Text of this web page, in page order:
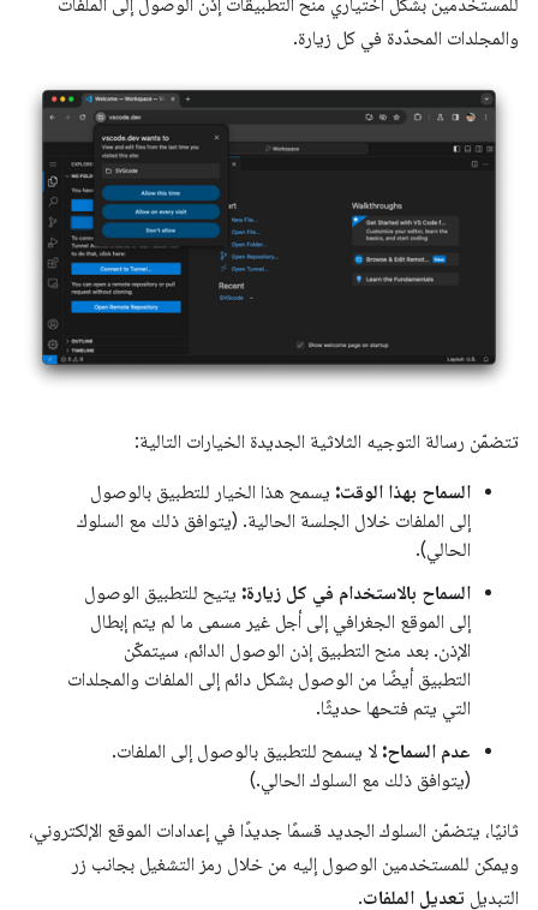
للمستخدمين بشكل اختياري منح التطبيقات إذن الوصول إلى الملفات
والمجلدات المحدّدة في كل زيارة.
تتضمّن رسالة التوجيه الثلاثية الجديدة الخيارات التالية:
السماح بهذا الوقت: يسمح هذا الخيار للتطبيق بالوصول
إلى الملفات خلال الجلسة الحالية. (يتوافق ذلك مع السلوك
الحالي).
السماح بالاستخدام في كل زيارة: يتيح للتطبيق الوصول
إلى الموقع الجغرافي إلى أجل غير مسمى ما لم يتم إبطال
الإذن. بعد منح التطبيق إذن الوصول الدائم، سيتمكّن
التطبيق أيضًا من الوصول بشكل دائم إلى الملفات والمجلدات
التي يتم فتحها حديثًا.
عدم السماح: لا يسمح للتطبيق بالوصول إلى الملفات.
(يتوافق ذلك مع السلوك الحالي.)
ثانيًا، يتضمّن السلوك الجديد قسمًا جديدًا في إعدادات الموقع الإلكتروني،
ويمكن للمستخدمين الوصول إليه من خلال رمز التشغيل بجانب زر
التبديل تعديل الملفات.